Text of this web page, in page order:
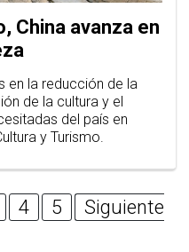
China avanza en
en la reducción de la
de la cultura y el
del país en
y Turismo.
4 5
Siguiente